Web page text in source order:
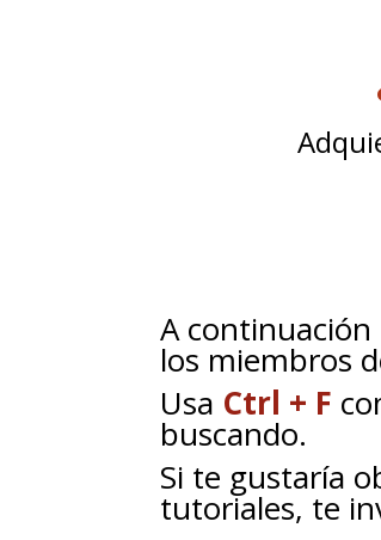
A
los miembros
Usa Ctrl + F
buscando.
Si te gustaría
tutoriales, te